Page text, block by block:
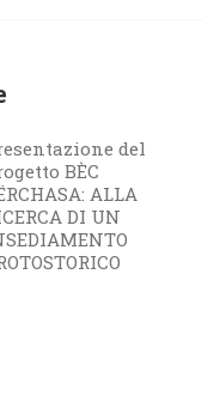
del
BÈC
ALLA
DI UN